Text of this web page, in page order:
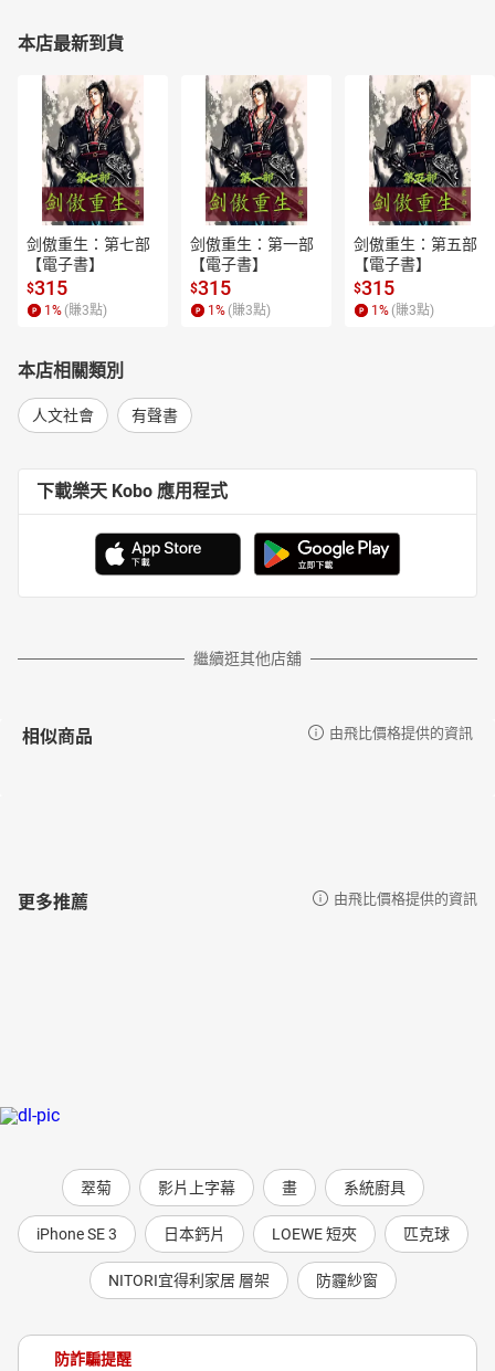
本店最新到貨
剑傲重生：第七部
【電子書】
$315
1 % (賺3點)
剑傲重生：第一部
【電子書】
$315
1 % (賺3點)
剑傲重生：第五部
【電子書】
$315
1 % (賺3點)
本店相關類別
人文社會 有聲書
下載樂天 Kobo 應用程式
繼續逛其他店舖
相似商品 由飛比價格提供的資訊
更多推薦 由飛比價格提供的資訊
翠菊 影片上字幕 畫 系統廚具
iPhone SE 3 日本鈣片 LOEWE 短夾 匹克球
NITORI宜得利家居 層架 防霾紗窗
防詐騙提醒